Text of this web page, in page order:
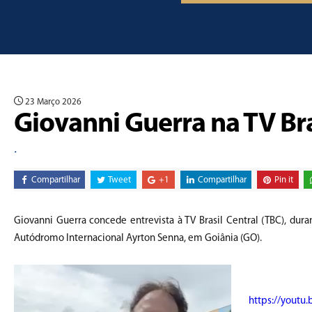
23 Março 2026
Giovanni Guerra na TV
.
Compartilhar Tweet +1 Compartilhar Pin it
Giovanni Guerra concede entrevista à TV Brasil Central (TBC),
Autódromo Internacional Ayrton Senna, em Goiânia (GO).
https://